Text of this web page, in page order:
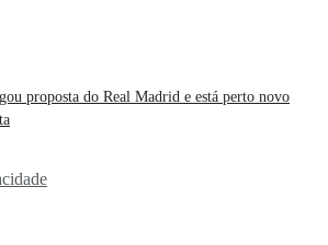
proposta do Real Madrid e está perto novo